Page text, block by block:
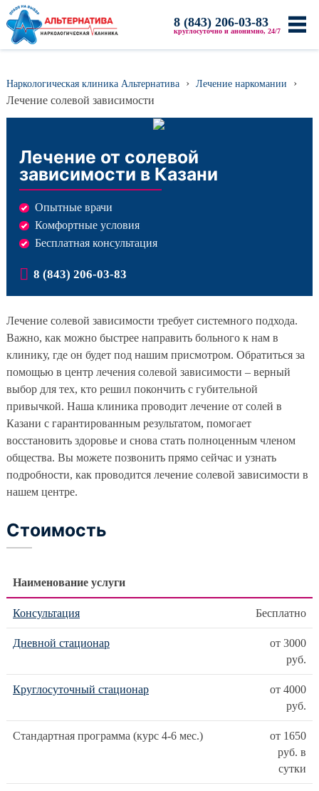
8 (843) 206-03-83
круглосуточно и анонимно, 24/7
Главная
О клинике
Акции и скидки
Лицензии и сертификаты
Наши врачи
Видео
Новости
Услуги
Вывод из запоя
Отделение психиатрии
Отделение психотерапии
Цены
Родственникам
Контакты
Наркологическая клиника Альтернатива › Лечение наркомании
›
Лечение солевой зависимости
Лечение от солевой
зависимости в Казани
Опытные врачи
Комфортные условия
Бесплатная консультация
8 (843) 206-03-83
Лечение солевой зависимости требует системного подхода.
Важно, как можно быстрее направить больного к нам в
клинику, где он будет под нашим присмотром. Обратиться за
помощью в центр лечения солевой зависимости – верный
выбор для тех, кто решил покончить с губительной
привычкой. Наша клиника проводит лечение от солей в
Казани с гарантированным результатом, помогает
восстановить здоровье и снова стать полноценным членом
общества. Вы можете позвонить прямо сейчас и узнать
подробности, как проводится лечение солевой зависимости в
нашем центре.
Стоимость
Наименование услуги
Консультация Бесплатно
Дневной стационар
от 3000
руб.
Круглосуточный стационар
от 4000
руб.
Стандартная программа (курс 4-6 мес.)
от 1650
руб. в
сутки